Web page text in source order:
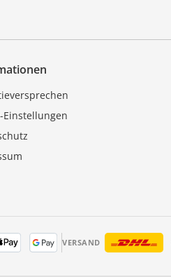
Einstellungen
VERSAND